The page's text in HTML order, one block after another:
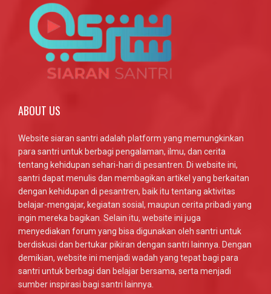
ABOUT US
Website siaran santri adalah platform yang memungkinkan
para santri untuk berbagi pengalaman, ilmu, dan cerita
tentang kehidupan sehari-hari di pesantren. Di website ini,
santri dapat menulis dan membagikan artikel yang berkaitan
dengan kehidupan di pesantren, baik itu tentang aktivitas
belajar-mengajar, kegiatan sosial, maupun cerita pribadi yang
ingin mereka bagikan. Selain itu, website ini juga
menyediakan forum yang bisa digunakan oleh santri untuk
berdiskusi dan bertukar pikiran dengan santri lainnya. Dengan
demikian, website ini menjadi wadah yang tepat bagi para
santri untuk berbagi dan belajar bersama, serta menjadi
sumber inspirasi bagi santri lainnya.